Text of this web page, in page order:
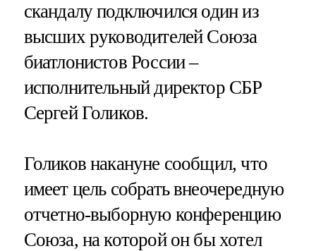
скандалу подключился один из
высших руководителей Союза
биатлонистов России –
исполнительный директор СБР
Сергей Голиков.
Голиков накануне сообщил, что
имеет цель собрать внеочередную
отчетно-выборную конференцию
Союза, на которой он бы хотел